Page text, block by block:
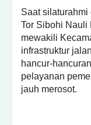
Saat
Tor Sibohi Nauli
mewakili
infrastruktur
hancur-
pelayanan
jauh merosot.